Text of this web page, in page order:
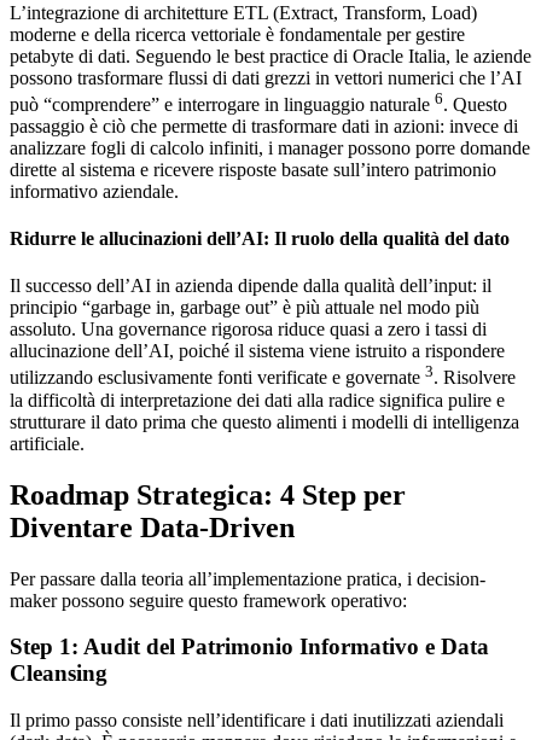
L’integrazione di architetture ETL (Extract, Transform, Load)
moderne e della ricerca vettoriale è fondamentale per gestire
petabyte di dati. Seguendo le best practice di Oracle Italia, le aziende
possono trasformare flussi di dati grezzi in vettori numerici che l’AI
può “comprendere” e interrogare in linguaggio naturale 6. Questo
passaggio è ciò che permette di trasformare dati in azioni: invece di
analizzare fogli di calcolo infiniti, i manager possono porre domande
dirette al sistema e ricevere risposte basate sull’intero patrimonio
informativo aziendale.
Ridurre le allucinazioni dell’AI: Il ruolo della qualità del dato
Il successo dell’AI in azienda dipende dalla qualità dell’input: il
principio “garbage in, garbage out” è più attuale nel modo più
assoluto. Una governance rigorosa riduce quasi a zero i tassi di
allucinazione dell’AI, poiché il sistema viene istruito a rispondere
utilizzando esclusivamente fonti verificate e governate 3. Risolvere
la difficoltà di interpretazione dei dati alla radice significa pulire e
strutturare il dato prima che questo alimenti i modelli di intelligenza
artificiale.
Roadmap Strategica: 4 Step per
Diventare Data-Driven
Per passare dalla teoria all’implementazione pratica, i decision-
maker possono seguire questo framework operativo:
Step 1: Audit del Patrimonio Informativo e Data
Cleansing
Il primo passo consiste nell’identificare i dati inutilizzati aziendali